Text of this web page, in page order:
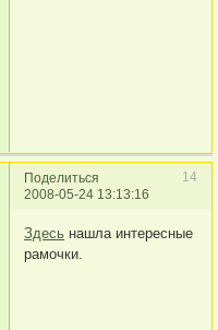
Поделиться
14
2008-05-24 13:13:16
Здесь нашла интересные
рамочки.